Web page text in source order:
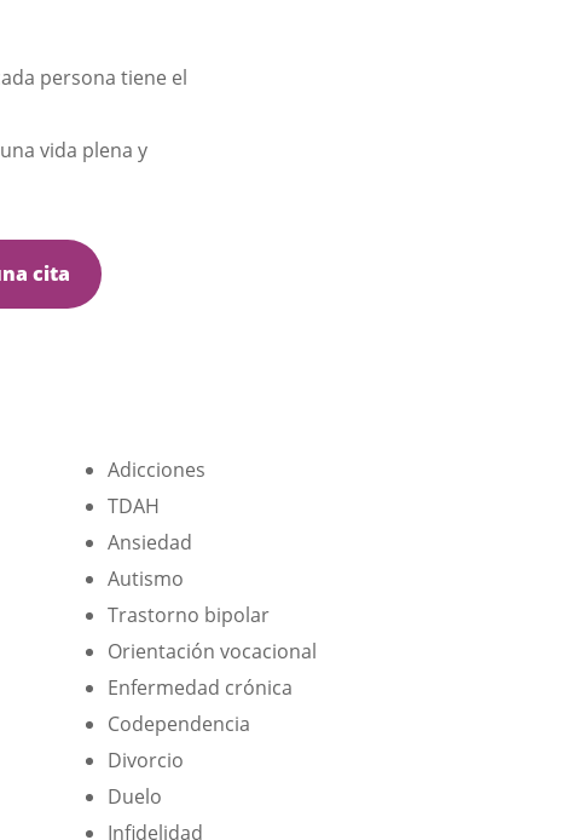
persona tiene el
vida plena y
cita
Adicciones
TDAH
Ansiedad
Autismo
Trastorno bipolar
Orientación vocacional
Enfermedad crónica
Codependencia
Divorcio
Duelo
Infidelidad